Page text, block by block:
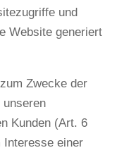
und
Website generiert
Zwecke der
unseren
Kunden (Art. 6
Interesse einer